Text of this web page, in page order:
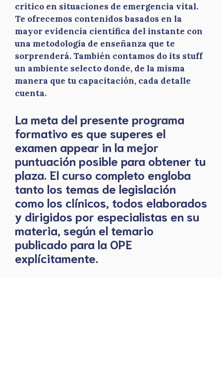
crítico en situaciones de emergencia vital.
Te ofrecemos contenidos basados en la
mayor evidencia científica del instante con
una metodología de enseñanza que te
sorprenderá. También contamos do its stuff
un ambiente selecto donde, de la misma
manera que tu capacitación, cada detalle
cuenta.
La meta del presente programa
formativo es que superes el
examen appear in la mejor
puntuación posible para obtener tu
plaza. El curso completo engloba
tanto los temas de legislación
como los clínicos, todos elaborados
y dirigidos por especialistas en su
materia, según el temario
publicado para la OPE
explícitamente.